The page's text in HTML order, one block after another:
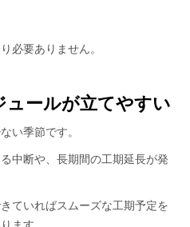
必要ありません。
ールが立てやすい
い季節です。
中断や、長期間の工期延長が発
ていればスムーズな工期予定を